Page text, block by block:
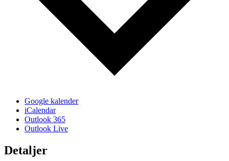
Google kalender
iCalendar
Outlook 365
Outlook Live
Detaljer